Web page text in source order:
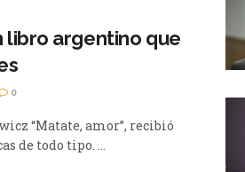
libro argentino que
0
“Matate, amor”, recibió
de todo tipo. ...